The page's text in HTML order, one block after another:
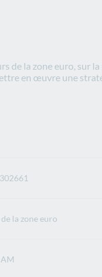
de la zone euro, sur
en œuvre une
la zone euro
AM